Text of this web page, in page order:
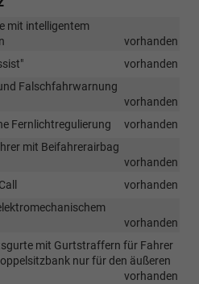
mit intelligentem
vorhanden
vorhanden
Falschfahrwarnung
vorhanden
Fernlichtregulierung
vorhanden
mit Beifahrerairbag
vorhanden
vorhanden
vorhanden
mit Gurtstraffern für Fahrer
nur für den äußeren
vorhanden